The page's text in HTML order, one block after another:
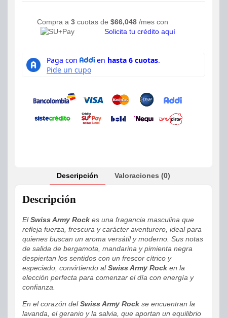
Compra a 3 cuotas de $66,048 /mes con
Solicita tu crédito aquí
Descripción Valoraciones (0)
Descripción
ElSwiss Army Rock es una fragancia masculina que
refleja fuerza, frescura y carácter aventurero, ideal para
quienes buscan un aroma versátil y moderno. Sus notas
de salida de bergamota, mandarina y pimienta negra
despiertan los sentidos con un frescor cítrico y
especiado, convirtiendo alSwiss Army Rock en la
elección perfecta para comenzar el día con energía y
confianza.
En el corazón delSwiss Army Rock se encuentran la
lavanda, el geranio y la salvia, que aportan un equilibrio